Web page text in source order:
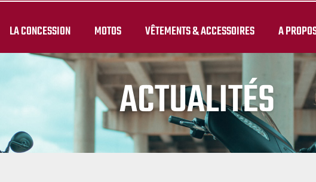
LA CONCESSION MOTOS VÊTEMENTS & ACCESSOIRES A
ACTUALITÉS